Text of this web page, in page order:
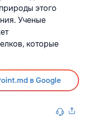
этого
Ученые
которые
в Google